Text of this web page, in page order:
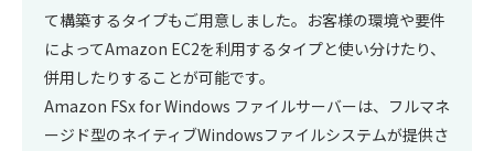
て構築するタイプもご用意しました。お客様の環境や要件
によってAmazon EC2を利用するタイプと使い分けたり、
併用したりすることが可能です。
Amazon FSx for Windows ファイルサーバーは、フルマネ
ージド型のネイティブWindowsファイルシステムが提供さ